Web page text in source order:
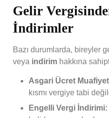
Gelir
İndirimler
Bazı durumlarda, bireyler
veya indirim hakkına
Asgari Ücret
kısmı vergiye tabi
Engelli Vergi İndirimi: